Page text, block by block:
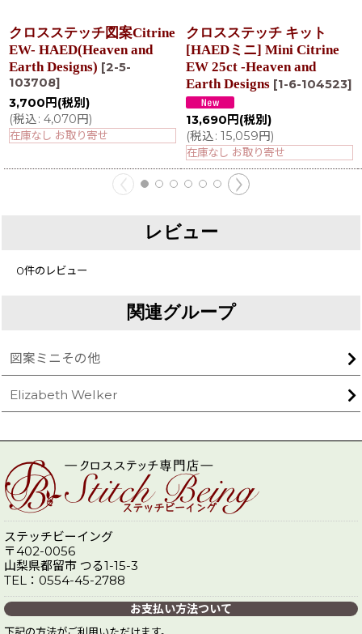
クロスステッチ図案Citrine
EW- HAED(Heaven and
Earth Designs) [2-5-
103708]
3,700 円 (税別)
(税込: 4,070円)
在庫なし お取り寄せ
クロスステッチ キット
[HAEDミニ] Mini Citrine
EW 25ct -Heaven and
Earth Designs [1-6-104523]
13,690 円 (税別)
(税込: 15,059円)
在庫なし お取り寄せ
レビュー
0件のレビュー
関連グループ
図案ミニその他
Elizabeth Welker
ステッチビーイング
〒402-0056
山梨県都留市 つる1-15-3
TEL：0554-45-2788
お支払い方法ついて